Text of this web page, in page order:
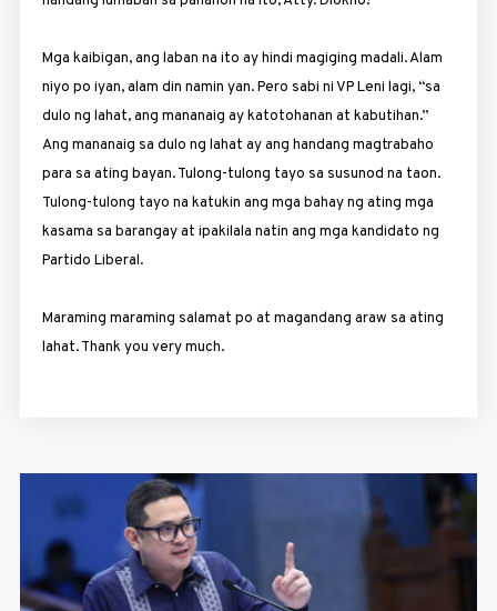
Mga kaibigan, ang laban na ito ay hindi magiging madali. Alam
niyo po iyan, alam din namin yan. Pero sabi ni VP Leni lagi, “sa
dulo ng lahat, ang mananaig ay katotohanan at kabutihan.”
Ang mananaig sa dulo ng lahat ay ang handang magtrabaho
para sa ating bayan. Tulong-tulong tayo sa susunod na taon.
Tulong-tulong tayo na katukin ang mga bahay ng ating mga
kasama sa barangay at ipakilala natin ang mga kandidato ng
Partido Liberal.
Maraming maraming salamat po at magandang araw sa ating
lahat. Thank you very much.